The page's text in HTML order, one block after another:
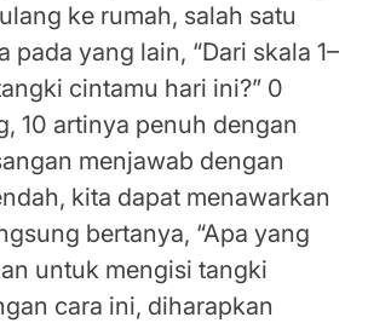
ke rumah, salah satu
pada yang lain, “Dari skala 1–
cintamu hari ini?” 0
10 artinya penuh dengan
menjawab dengan
kita dapat menawarkan
bertanya, “Apa yang
untuk mengisi tangki
cara ini, diharapkan